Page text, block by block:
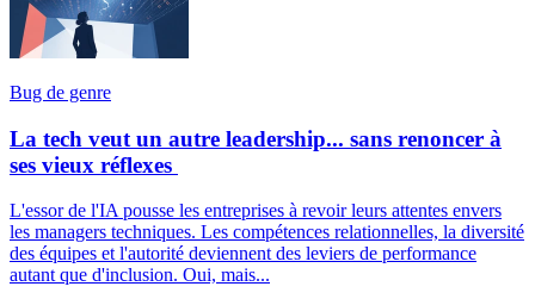
Bug de genre
La tech veut un autre leadership... sans renoncer à
ses vieux réflexes
L'essor de l'IA pousse les entreprises à revoir leurs attentes envers
les managers techniques. Les compétences relationnelles, la diversité
des équipes et l'autorité deviennent des leviers de performance
autant que d'inclusion. Oui, mais...